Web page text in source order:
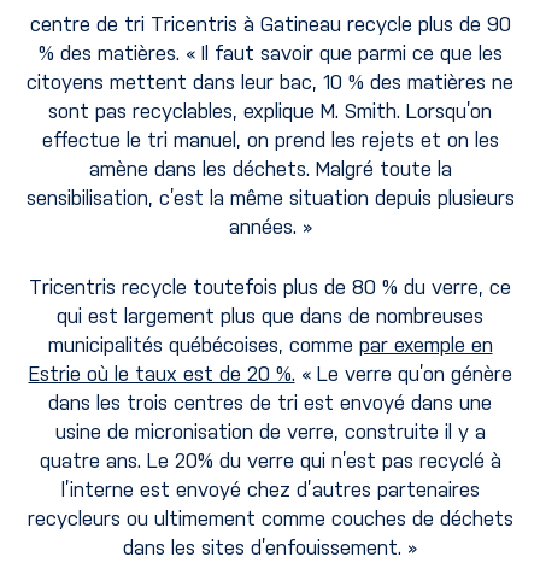
centre de tri Tricentris à Gatineau recycle plus de 90
% des matières. « Il faut savoir que parmi ce que les
citoyens mettent dans leur bac, 10 % des matières ne
sont pas recyclables, explique M. Smith. Lorsqu’on
effectue le tri manuel, on prend les rejets et on les
amène dans les déchets. Malgré toute la
sensibilisation, c’est la même situation depuis plusieurs
années. »
Tricentris recycle toutefois plus de 80 % du verre, ce
qui est largement plus que dans de nombreuses
municipalités québécoises, comme par exemple en
Estrie où le taux est de 20 %. « Le verre qu’on génère
dans les trois centres de tri est envoyé dans une
usine de micronisation de verre, construite il y a
quatre ans. Le 20% du verre qui n’est pas recyclé à
l’interne est envoyé chez d’autres partenaires
recycleurs ou ultimement comme couches de déchets
dans les sites d’enfouissement. »